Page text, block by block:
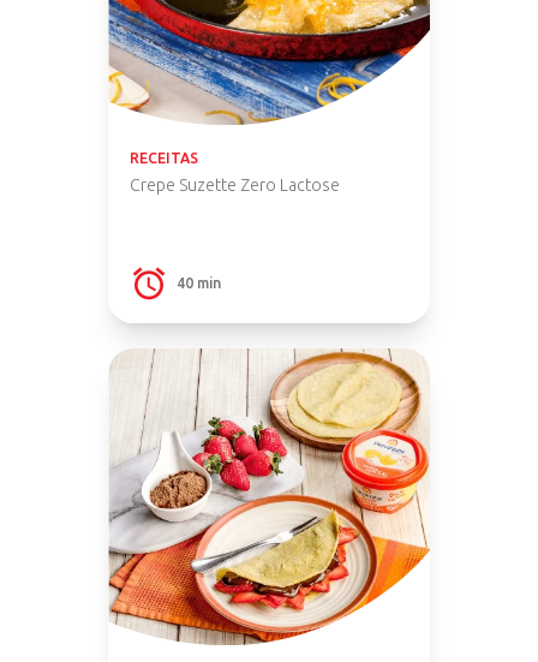
RECEITAS
Crepe Suzette Zero Lactose
40 min